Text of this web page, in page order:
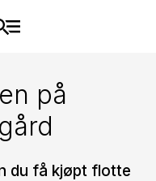
på
du få kjøpt flotte